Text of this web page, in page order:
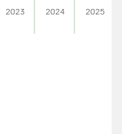
2023 2024 2025